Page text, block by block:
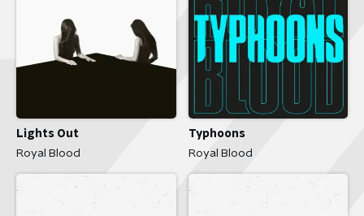
Lights Out
Royal Blood
Typhoons
Royal Blood